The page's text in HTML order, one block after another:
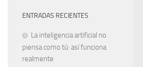
ENTRADAS RECIENTES
La inteligencia artificial no
piensa como tú: así funciona
realmente